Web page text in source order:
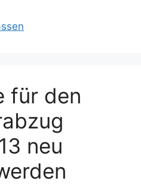
für den
neu